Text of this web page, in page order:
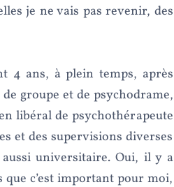
je ne vais pas revenir, des
4 ans, à plein temps, après
groupe et de psychodrame,
libéral de psychothérapeute
et des supervisions diverses
universitaire. Oui, il y a
c’est important pour moi,